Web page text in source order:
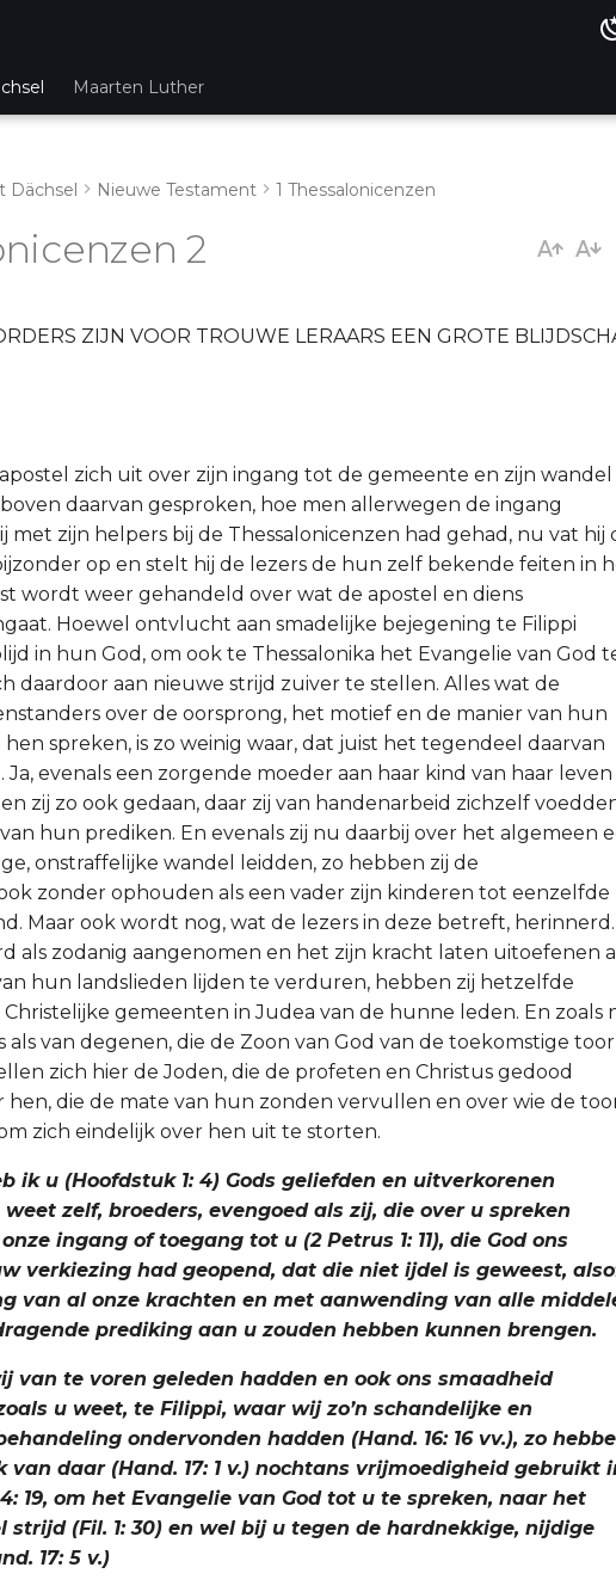
Maarten Luther
Dächsel Nieuwe Testament 1 Thessalonicenzen
2
ZIJN VOOR TROUWE LERAARS EEN GROTE
zich uit over zijn ingang tot de gemeente en zijn wandel
boven daarvan gesproken, hoe men allerwegen de ingang
met zijn helpers bij de Thessalonicenzen had gehad, nu vat hij
op en stelt hij de lezers de hun zelf bekende feiten in
wordt weer gehandeld over wat de apostel en diens
Hoewel ontvlucht aan smadelijke bejegening te Filippi
in hun God, om ook te Thessalonika het Evangelie van God
daardoor aan nieuwe strijd zuiver te stellen. Alles wat de
over de oorsprong, het motief en de manier van hun
spreken, is zo weinig waar, dat juist het tegendeel daarvan
Ja, evenals een zorgende moeder aan haar kind van haar leven
zij zo ook gedaan, daar zij van handenarbeid zichzelf
hun prediken. En evenals zij nu daarbij over het algemeen
onstraffelijke wandel leidden, zo hebben zij de
zonder ophouden als een vader zijn kinderen tot eenzelfde
Maar ook wordt nog, wat de lezers in deze betreft, herinnerd.
als zodanig aangenomen en het zijn kracht laten uitoefenen
hun landslieden lijden te verduren, hebben zij hetzelfde
gemeenten in Judea van de hunne leden. En zoals
als van degenen, die de Zoon van God van de toekomstige
zich hier de Joden, die de profeten en Christus gedood
hen, die de mate van hun zonden vervullen en over wie de
zich eindelijk over hen uit te storten.
ik u (Hoofdstuk 1: 4) Gods geliefden en uitverkorenen
zelf, broeders, evengoed als zij, die over u spreken
ingang of toegang tot u (2 Petrus 1: 11), die God ons
verkiezing had geopend, dat die niet ijdel is geweest,
van al onze krachten en met aanwending van alle
prediking aan u zouden hebben kunnen brengen.
van te voren geleden hadden en ook ons smaadheid
u weet, te Filippi, waar wij zo’n schandelijke en
ondervonden hadden (Hand. 16: 16 vv.), zo
van daar (Hand. 17: 1 v.) nochtans vrijmoedigheid gebruikt
4: 19, om het Evangelie van God tot u te spreken, naar het
strijd (Fil. 1: 30) en wel bij u tegen de hardnekkige, nijdige
17: 5 v.)